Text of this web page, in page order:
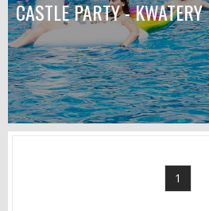
CASTLE PARTY - KWATERY
1